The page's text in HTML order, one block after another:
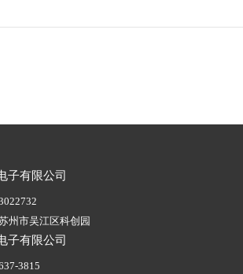
子有限公司
州市吴江区科创园
子有限公司
3815